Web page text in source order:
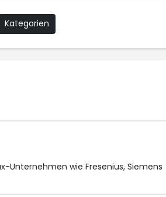
Kategorien
Unternehmen wie Fresenius, Siemens